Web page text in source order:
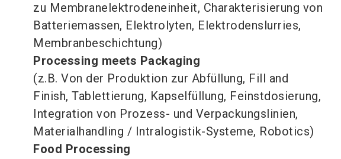
zu Membranelektrodeneinheit, Charakterisierung von
Batteriemassen, Elektrolyten, Elektrodenslurries,
Membranbeschichtung)
Processing meets Packaging
(z.B. Von der Produktion zur Abfüllung, Fill and
Finish, Tablettierung, Kapselfüllung, Feinstdosierung,
Integration von Prozess- und Verpackungslinien,
Materialhandling / Intralogistik-Systeme, Robotics)
Food Processing